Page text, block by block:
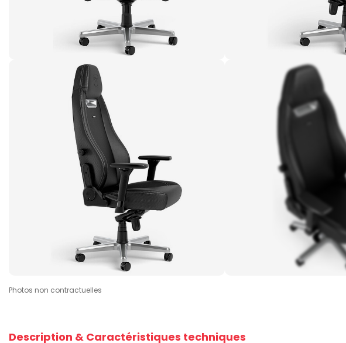
+3 photos
Photos non contractuelles
Description & Caractéristiques techniques